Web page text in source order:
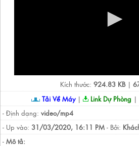
Kích thước: 924.83 KB|
Tải Về Máy| Link Dự Phòng |
- Định dạng: video/mp4
- Up vào: 31/03/2020, 16:11 PM - Bởi:
- Mô tả: